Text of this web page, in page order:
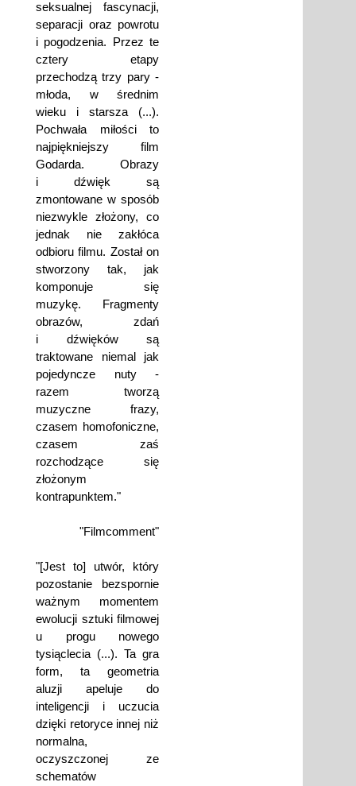
seksualnej fascynacji,
separacji oraz powrotu
i pogodzenia. Przez te
cztery etapy
przechodzą trzy pary -
młoda, w średnim
wieku i starsza (...).
Pochwała miłości to
najpiękniejszy film
Godarda. Obrazy
i dźwięk są
zmontowane w sposób
niezwykle złożony, co
jednak nie zakłóca
odbioru filmu. Został on
stworzony tak, jak
komponuje się
muzykę. Fragmenty
obrazów, zdań
i dźwięków są
traktowane niemal jak
pojedyncze nuty -
razem tworzą
muzyczne frazy,
czasem homofoniczne,
czasem zaś
rozchodzące się
złożonym
kontrapunktem."
"Filmcomment"
"[Jest to] utwór, który
pozostanie bezspornie
ważnym momentem
ewolucji sztuki filmowej
u progu nowego
tysiąclecia (...). Ta gra
form, ta geometria
aluzji apeluje do
inteligencji i uczucia
dzięki retoryce innej niż
normalna,
oczyszczonej ze
schematów